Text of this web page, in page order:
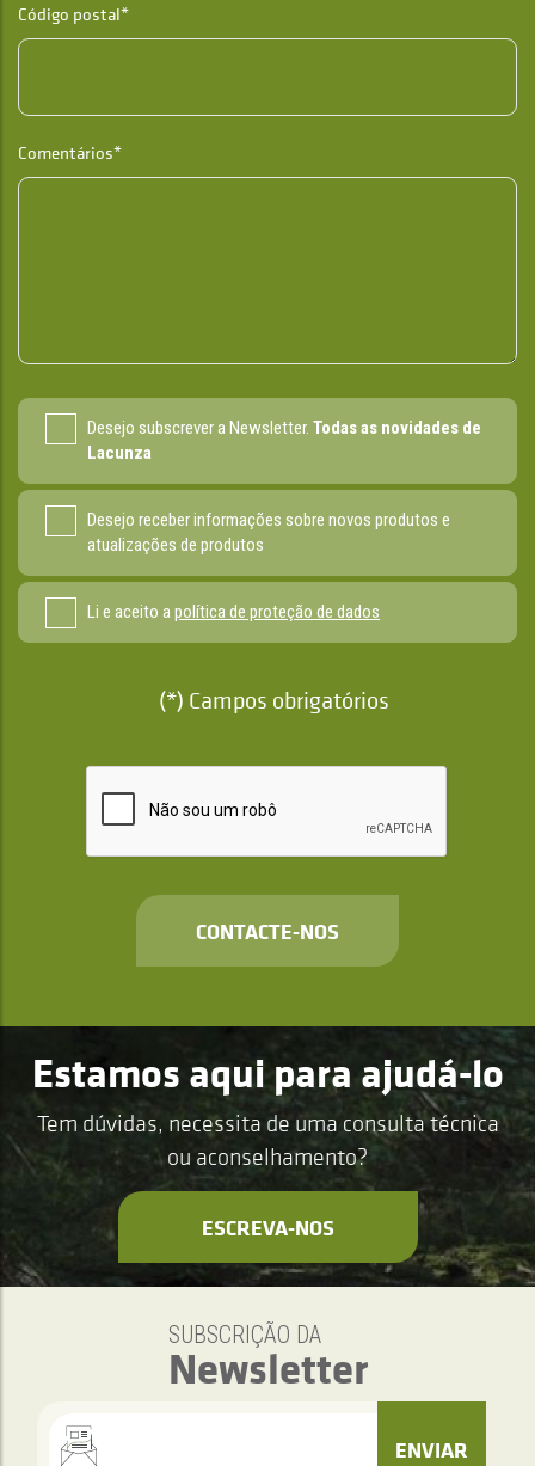
Código postal*
Comentários*
Desejo subscrever a Newsletter. Todas as novidades de
Lacunza
Desejo receber informações sobre novos produtos e
atualizações de produtos
Li e aceito apolítica de proteção de dados
(*) Campos obrigatórios
CONTACTE-NOS
Estamos aqui para ajudá-lo
Tem dúvidas, necessita de uma consulta técnica
ou aconselhamento?
ESCREVA-NOS
SUBSCRIÇÃO DA
Newsletter
ENVIAR